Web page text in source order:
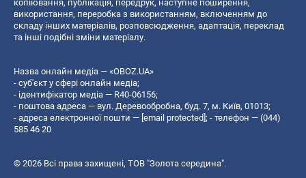
копiювання, публiкацiя, передрук, наступне поширення,
використання, переробка з використанням, включенням до
складу інших матеріалів, розповсюдження, адаптація, переклад
та інші подібні зміни матеріалу.
Назва онлайн медіа — «OBOZ.UA»
- суб'єкт у сфері онлайн медіа;
- ідентифікатор медіа — R40-06156;
- поштова адреса — вул. Деревообробна, буд. 7, м. Київ, 01013;
- адреса електронної пошти — [email protected]; - телефон — (044)
585 46 20
© 2026 Всі права захищені, ТОВ "Золота середина".